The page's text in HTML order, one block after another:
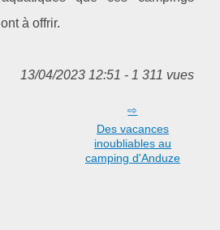
à offrir.
13/04/2023 12:51 - 1 311 vues
Des vacances
inoubliables au
camping d'Anduze